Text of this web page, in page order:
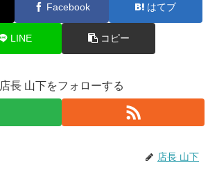
Facebook はてブ
LINE コピー
店長 山下をフォローする
店長 山下